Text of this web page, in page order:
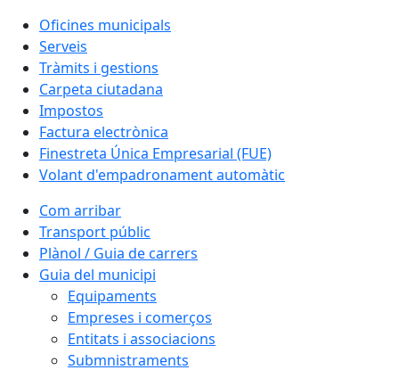
Oficines municipals
Serveis
Tràmits i gestions
Carpeta ciutadana
Impostos
Factura electrònica
Finestreta Única Empresarial (FUE)
Volant d'empadronament automàtic
Com arribar
Transport públic
Plànol / Guia de carrers
Guia del municipi
Equipaments
Empreses i comerços
Entitats i associacions
Submnistraments